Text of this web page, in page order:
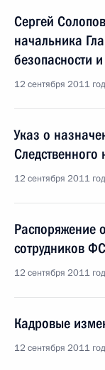
Сергей
начальника
безопасности
12 сентября 2011
Указ о
Следственного
12 сентября 2011
Распоряжение
сотрудников
12 сентября 2011
Кадровые
12 сентября 2011